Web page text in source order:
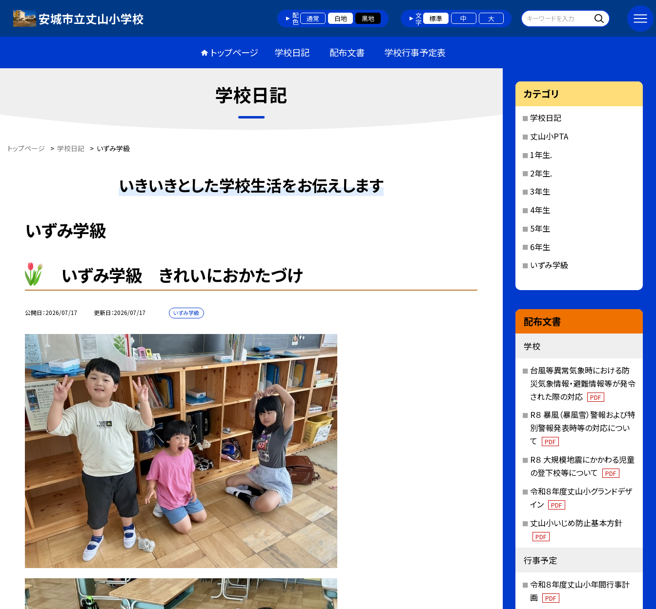
安城市立丈山小学校 配色 通常 白地 黒地 文字 標準 中 大
トップページ 学校日記 配布文書 学校行事予定表
学校日記
トップページ > 学校日記 > いずみ学級
いきいきとした学校生活をお伝えします
いずみ学級
いずみ学級 きれいにおかたづけ
公開日 2026/07/17 更新日 2026/07/17 いずみ学級
カテゴリ
学校日記
丈山小PTA
1年生.
2年生.
3年生
4年生
5年生
6年生
いずみ学級
配布文書
学校
台風等異常気象時における防
災気象情報・避難情報等が発令
された際の対応
PDF
R８ 暴風（暴風雪）警報および特
別警報発表時等の対応につい
て
PDF
R８ 大規模地震にかかわる児童
の登下校等について
PDF
令和８年度丈山小グランドデザ
イン
PDF
丈山小いじめ防止基本方針
PDF
行事予定
令和８年度丈山小年間行事計
画
PDF